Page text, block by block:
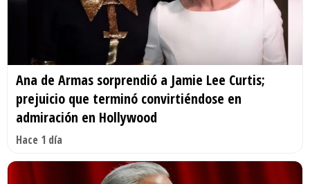
Ana de Armas sorprendió a Jamie Lee Curtis;
prejuicio que terminó convirtiéndose en
admiración en Hollywood
Hace 1 día